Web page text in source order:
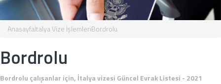
Anasayfaİtalya Vize İşlemleriBordrolu
Bordrolu
Bordrolu çalışanlar için, İtalya vizesi Güncel Evrak Listesi - 2021